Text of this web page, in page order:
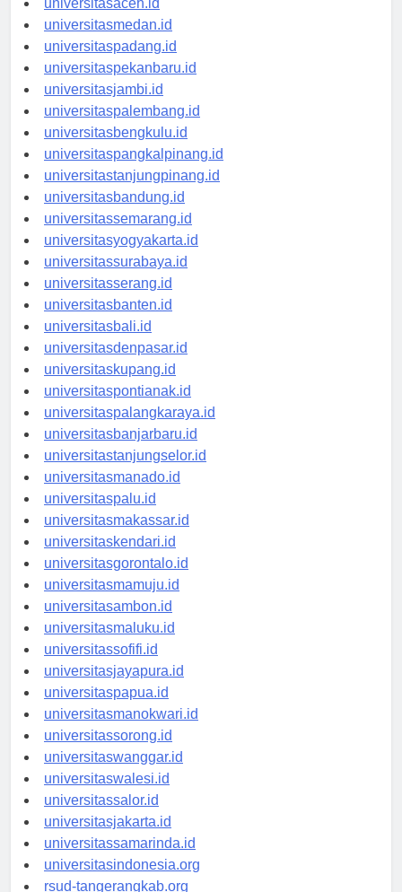
universitasaceh.id
universitasmedan.id
universitaspadang.id
universitaspekanbaru.id
universitasjambi.id
universitaspalembang.id
universitasbengkulu.id
universitaspangkalpinang.id
universitastanjungpinang.id
universitasbandung.id
universitassemarang.id
universitasyogyakarta.id
universitassurabaya.id
universitasserang.id
universitasbanten.id
universitasbali.id
universitasdenpasar.id
universitaskupang.id
universitaspontianak.id
universitaspalangkaraya.id
universitasbanjarbaru.id
universitastanjungselor.id
universitasmanado.id
universitaspalu.id
universitasmakassar.id
universitaskendari.id
universitasgorontalo.id
universitasmamuju.id
universitasambon.id
universitasmaluku.id
universitassofifi.id
universitasjayapura.id
universitaspapua.id
universitasmanokwari.id
universitassorong.id
universitaswanggar.id
universitaswalesi.id
universitassalor.id
universitasjakarta.id
universitassamarinda.id
universitasindonesia.org